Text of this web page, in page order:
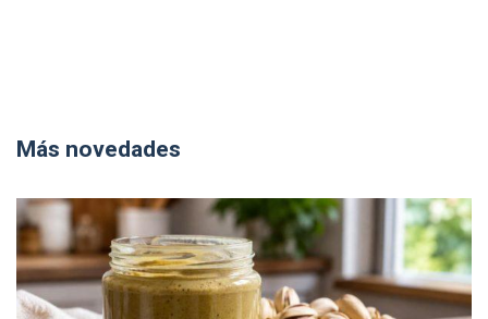
Más novedades